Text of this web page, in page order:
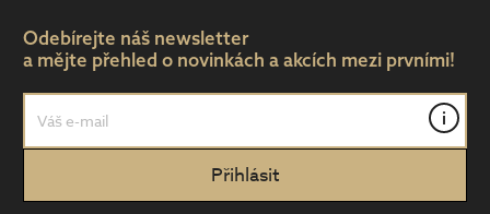
Odebírejte náš newsletter
a mějte přehled o novinkách a akcích mezi prvními!
i